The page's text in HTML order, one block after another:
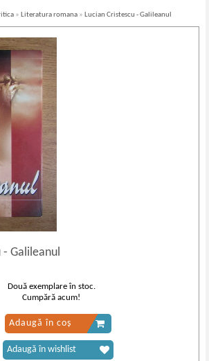
» Literatura romana » Lucian Cristescu - Galileanul
- Galileanul
Două exemplare în stoc.
Cumpără acum!
Adaugă în coș
Adaugă în wishlist